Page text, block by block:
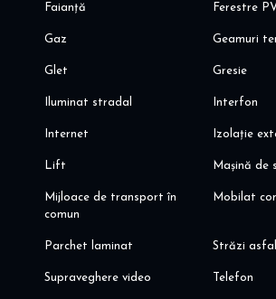
Faianță Ferestre
Gaz Geamuri
Glet Gresie
Iluminat stradal Interfon
Internet Izolație
Lift Mașină de
Mijloace de transport în
comun
Mobilat
Parchet laminat Străzi
Supraveghere video Telefon